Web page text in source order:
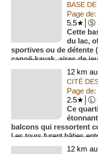
BASE
Page de:
5.5★│Ⓢ
Cette
du lac,
sportives ou de détente
canoë-kayak, aires de
12 km
CITÉ
Page de:
2.5★│Ⓛ
Ce
balcons qui ressortent
Les tours furent bâties
12 km